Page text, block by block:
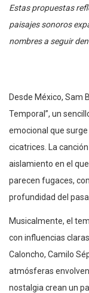
Estas propuestas
paisajes sonoros
nombres a seguir
Desde México, Sam
Temporal”, un
emocional que
cicatrices. La
aislamiento en el
parecen fugaces,
profundidad del
Musicalmente, el
con influencias
Caloncho, Camilo
atmósferas
nostalgia crean un